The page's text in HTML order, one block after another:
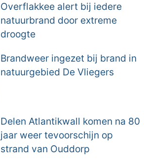
Overflakkee alert bij iedere
natuurbrand door extreme
droogte
Brandweer ingezet bij brand in
natuurgebied De Vliegers
Delen Atlantikwall komen na 80
jaar weer tevoorschijn op
strand van Ouddorp